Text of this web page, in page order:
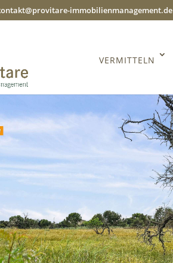
immobilienmanagement.de
VERMITTELN